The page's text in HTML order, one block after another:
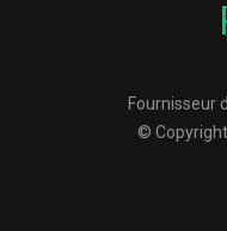
Fournisseur
©